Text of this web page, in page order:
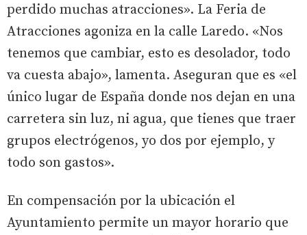
perdido muchas atracciones». La Feria de
Atracciones agoniza en la calle Laredo. «Nos
tenemos que cambiar, esto es desolador, todo
va cuesta abajo», lamenta. Aseguran que es «el
único lugar de España donde nos dejan en una
carretera sin luz, ni agua, que tienes que traer
grupos electrógenos, yo dos por ejemplo, y
todo son gastos».
En compensación por la ubicación el
Ayuntamiento permite un mayor horario que